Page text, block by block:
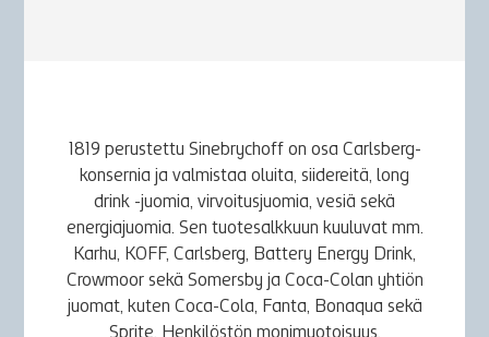
1819 perustettu Sinebrychoff on osa Carlsberg-
konsernia ja valmistaa oluita, siidereitä, long
drink -juomia, virvoitusjuomia, vesiä sekä
energiajuomia. Sen tuotesalkkuun kuuluvat mm.
Karhu, KOFF, Carlsberg, Battery Energy Drink,
Crowmoor sekä Somersby ja Coca-Colan yhtiön
juomat, kuten Coca-Cola, Fanta, Bonaqua sekä